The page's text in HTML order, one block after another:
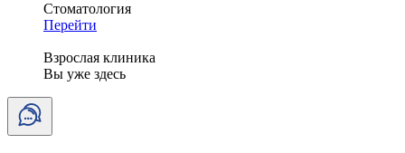
Стоматология
Перейти
Взрослая клиника
Вы уже здесь